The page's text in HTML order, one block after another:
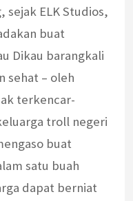
sejak ELK Studios,
buat
Dikau barangkali
sehat – oleh
terkencar-
troll negeri
buat
satu buah
dapat berniat